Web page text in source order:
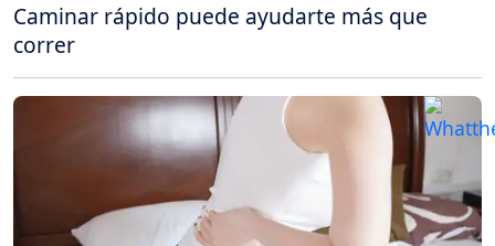
Caminar rápido puede ayudarte más que
correr